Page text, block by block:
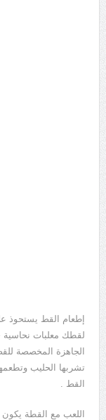
إطعام القط يستحوذ
لقطك معلبات نحاسية
الجاهزة المخصصة
تشربها الحليب
القط .
اللعب مع القطة يكون